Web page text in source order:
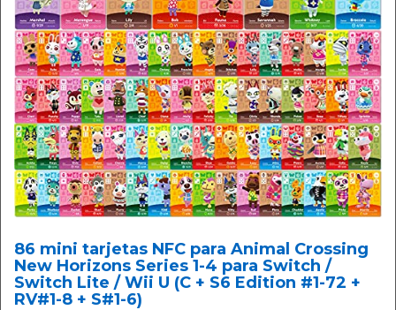
86 mini tarjetas NFC para Animal Crossing
New Horizons Series 1-4 para Switch /
Switch Lite / Wii U (C + S6 Edition #1-72 +
RV#1-8 + S#1-6)